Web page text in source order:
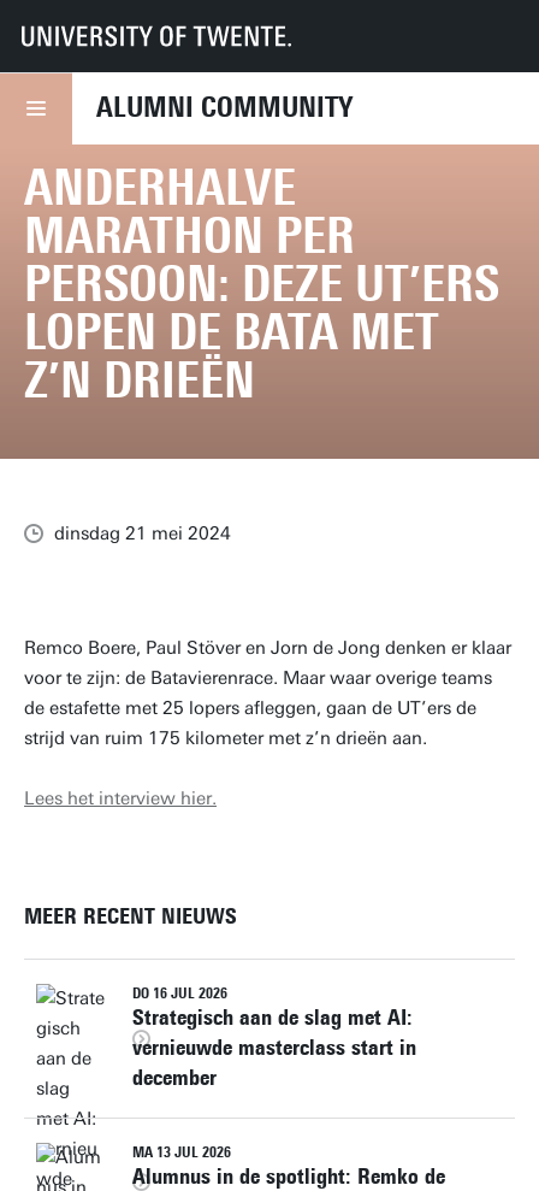
ALUMNI COMMUNITY
UT Alumni Community
Nieuws
Anderhalve marathon per persoon: deze UT’ers lopen de Bata met z’n
ANDERHALVE
MARATHON PER
PERSOON: DEZE UT’ERS
LOPEN DE BATA MET
Z’N DRIEËN
dinsdag 21 mei 2024
Remco Boere, Paul Stöver en Jorn de Jong denken er klaar
voor te zijn: de Batavierenrace. Maar waar overige teams
de estafette met 25 lopers afleggen, gaan de UT’ers de
strijd van ruim 175 kilometer met z’n drieën aan.
Lees het interview hier.
MEER RECENT NIEUWS
DO 16 JUL 2026
Strategisch aan de slag met AI:
vernieuwde masterclass start in
december
MA 13 JUL 2026
Alumnus in de spotlight: Remko de